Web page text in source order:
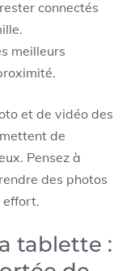
connectés
meilleurs
et de vidéo des
de
Pensez à
des photos
effort.
tablette :